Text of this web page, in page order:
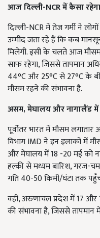
आज दिल्ली-NCR में कैसा
दिल्ली-NCR में तेज गर्मी ने
उम्मीद जता रहे हैं कि कब
मिलेगी. इसी के चलते आज
साफ रहेगा, जिससे तापमान
44°C और 25°C से 27°C के
मौसम रहने की संभावना है.
असम, मेघालय और नागालैंड में
पूर्वोतर भारत में मौसम
विभाग IMD ने इन इलाकों में
और मेघालय में 18 -20 मई को
हल्की से मध्यम बारिश, गरज-
गति 40-50 किमी/घंटा तक
वहीं, अरुणाचल प्रदेश में 17 और
की संभावना है, जिससे